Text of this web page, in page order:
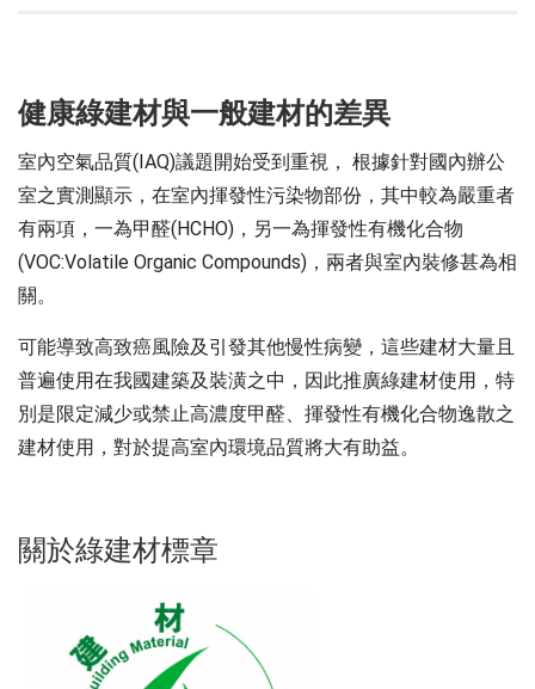
健康綠建材與一般建材的差異
室內空氣品質(IAQ)議題開始受到重視， 根據針對國內辦公
室之實測顯示，在室內揮發性污染物部份，其中較為嚴重者
有兩項，一為甲醛(HCHO) ，另一為揮發性有機化合物
(VOC:Volatile Organic Compounds) ，兩者與室內裝修甚為相
關。
可能導致高致癌風險及引發其他慢性病變，這些建材大量且
普遍使用在我國建築及裝潢之中，因此推廣綠建材使用，特
別是限定減少或禁止高濃度甲醛、揮發性有機化合物逸散之
建材使用，對於提高室內環境品質將大有助益。
關於綠建材標章